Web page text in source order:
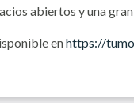
abiertos y una
enhttps://